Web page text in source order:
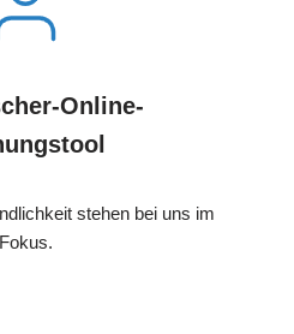
Online-
stehen bei uns im
Fokus.